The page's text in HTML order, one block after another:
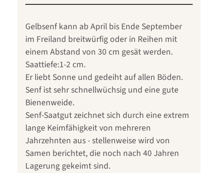
Gelbsenf kann ab April bis Ende September
im Freiland breitwürfig oder in Reihen mit
einem Abstand von 30 cm gesät werden.
Saattiefe:1-2 cm.
Er liebt Sonne und gedeiht auf allen Böden.
Senf ist sehr schnellwüchsig und eine gute
Bienenweide.
Senf-Saatgut zeichnet sich durch eine extrem
lange Keimfähigkeit von mehreren
Jahrzehnten aus - stellenweise wird von
Samen berichtet, die noch nach 40 Jahren
Lagerung gekeimt sind.